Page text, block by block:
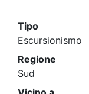
Tipo
Escursionismo
Regione
Sud